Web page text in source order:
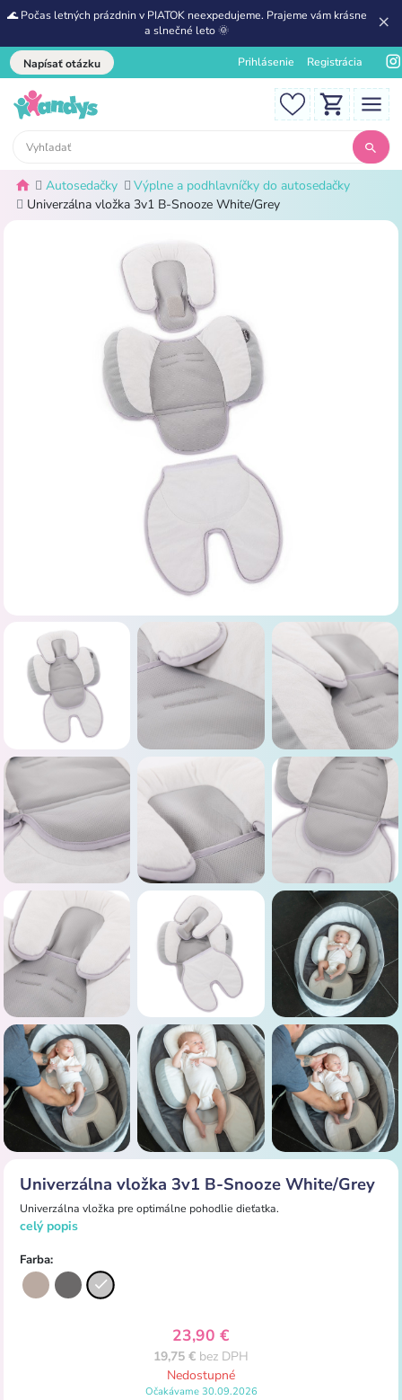
🌊 Počas letných prázdnin v PIATOK neexpedujeme. Prajeme vám krásne
a slnečné leto 🌞
Napísať otázku Prihlásenie Registrácia
Autosedačky
Výplne a podhlavníčky do autosedačky
Univerzálna vložka 3v1 B-Snooze White/Grey
Univerzálna vložka 3v1 B-Snooze White/Grey
Univerzálna vložka pre optimálne pohodlie dieťatka.
celý popis
Farba:
23,90 €
19,75 € bez DPH
Nedostupné
Očakávame 30.09.2026